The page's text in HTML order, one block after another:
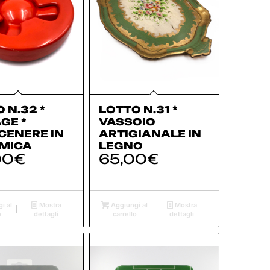
N.32 *
*
IN
€
al
Mostra
dettagli
LOTTO N.31 *
VASSOIO
ARTIGIANALE IN
LEGNO
65,00€
Aggiungi al
carrello
Mostra
dettagli